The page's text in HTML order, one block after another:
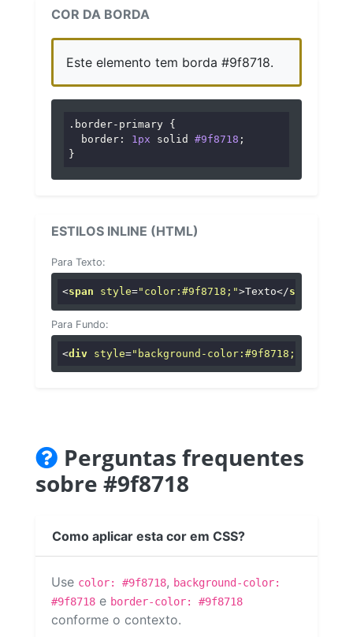
COR DA BORDA
Este elemento tem borda #9f8718.
.border-primary {
border : 1px solid #9f8718 ;
}
ESTILOS INLINE (HTML)
Para Texto:
<span style="color:#9f8718;">Texto</span
Para Fundo:
<div style="background-color:#9f8718;"
Perguntas frequentes
sobre #9f8718
Como aplicar esta cor em CSS?
Use color: #9f8718, background-color:
#9f8718 e border-color: #9f8718
conforme o contexto.